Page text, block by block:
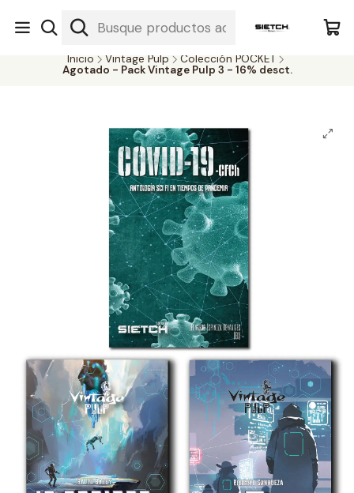
Nuestra librería - Serrano 317 local 3 - Limache.
#SomospartedelSietch
Inicio Vintage Pulp
Colección POCKET
Agotado - Pack Vintage Pulp 3 - 16% desct.